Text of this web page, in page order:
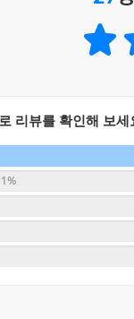
린 나이란 없다. 워
면 만 5세 아이는 5
가 되면 계좌를 개
있지만, 보통 만
시작하는 저축습
리뷰를 확인해 보세